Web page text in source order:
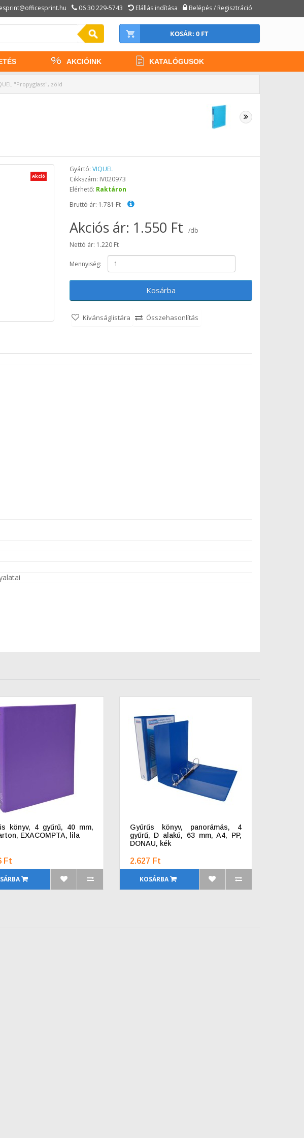
06 30 229-5743 Elállás indítása Belépés / Regisztráció
KOSÁR: 0 FT
AKCIÓINK KATALÓGUSOK
"Propyglass", zöld
Akció
Gyártó: VIQUEL
Cikkszám: IV020973
Elérhető: Raktáron
Bruttó ár: 1.781 Ft
Akciós ár: 1.550 Ft
/db
Nettó ár: 1.220 Ft
Mennyiség:
Kosárba
Kívánságlistára Összehasonlítás
könyv, 4 gyűrű, 40 mm,
EXACOMPTA, lila
Ft
Gyűrűs könyv, panorámás, 4
gyűrű, D alakú, 63 mm, A4, PP,
DONAU, kék
2.627 Ft
KOSÁRBA